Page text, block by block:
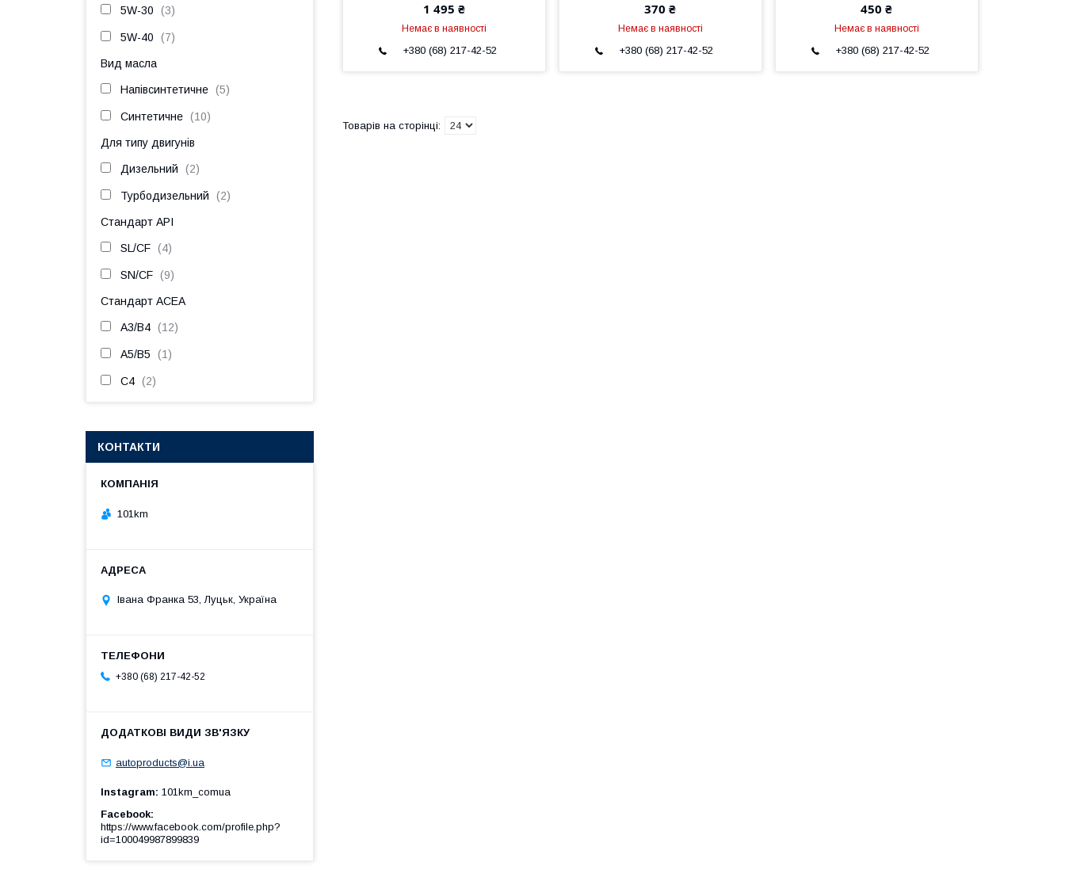
1 495 ₴
Немає в наявності
+380 (68) 217-42-52
370 ₴
Немає в наявності
+380 (68) 217-42-52
450 ₴
Немає в наявності
+380 (68) 217-42-52
5W-30 3
5W-40 7
Вид масла
Напівсинтетичне 5
Синтетичне 10
Для типу двигунів
Дизельний 2
Турбодизельний 2
Стандарт API
SL/CF 4
SN/CF 9
Стандарт ACEA
A3/B4 12
A5/B5 1
C4 2
КОНТАКТИ
101km
Івана Франка 53, Луцьк, Україна
+380 (68) 217-42-52
autoproducts@i.ua
Instagram 101km_comua
Facebook
https://www.facebook.com/profile.php?
id=100049987899839